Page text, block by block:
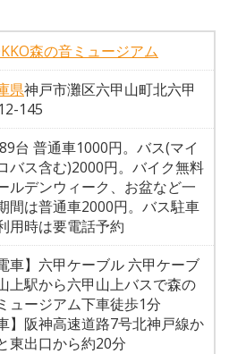
森の音ミュージアム
県神戸市灘区六甲山町北六甲
145
台 普通車1000円。バス(マイ
バス含む)2000円。バイク無料
ルデンウィーク、お盆など一
間は普通車2000円。バス駐車
用時は要電話予約
電車】六甲ケーブル 六甲ケーブ
上駅から六甲山上バスで森の
ュージアム下車徒歩1分
車】阪神高速道路7号北神戸線か
東出口から約20分